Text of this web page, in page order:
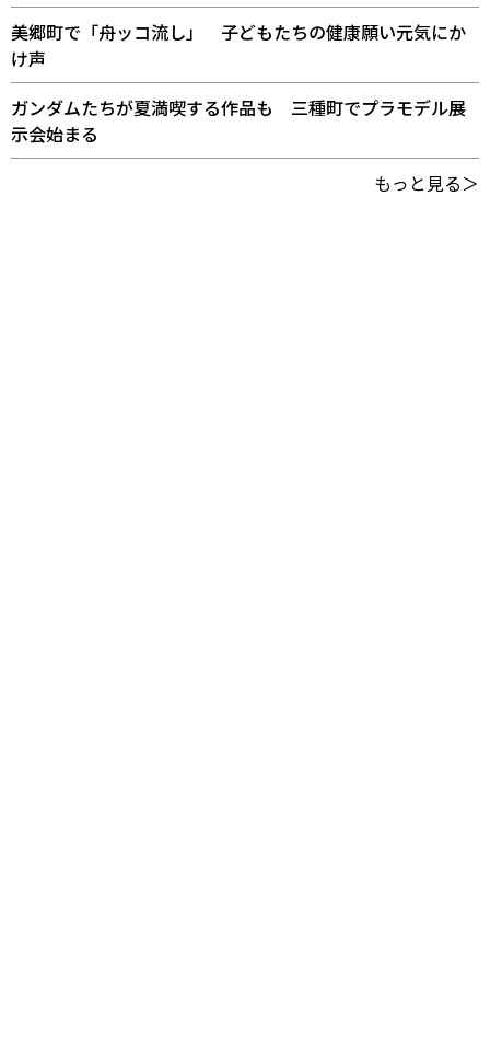
美郷町で「舟ッコ流し」 子どもたちの健康願い元気にか
け声
ガンダムたちが夏満喫する作品も 三種町でプラモデル展
示会始まる
もっと見る＞